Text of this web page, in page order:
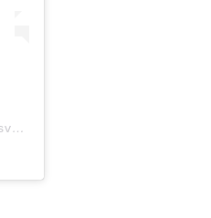
Une publication partagée par Les Voyages du ParisienHeureux (@lesvoyagesduparisienheureux)